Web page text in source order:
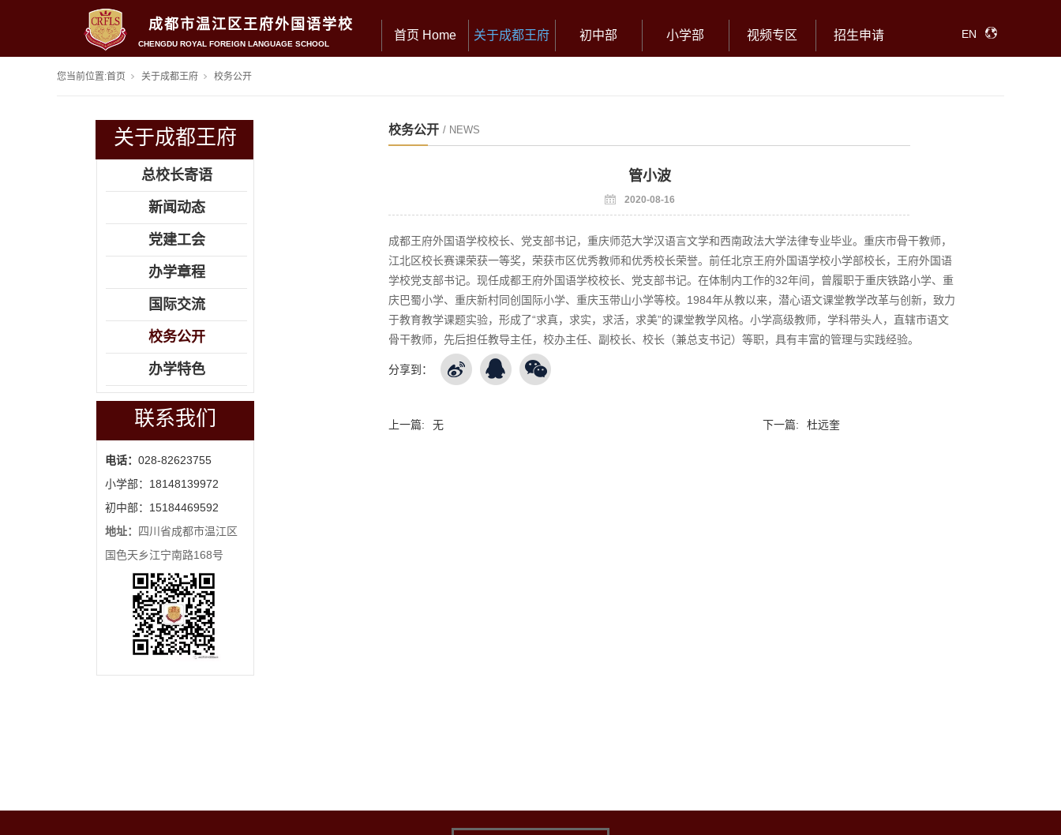
成都市温江区王府外国语学校
CHENGDU ROYAL FOREIGN LANGUAGE SCHOOL
首页 Home 关于成都王府 初中部 小学部 视频专区 招生申请 EN
您当前位置:首页 关于成都王府 校务公开
关于成都王府
总校长寄语
新闻动态
党建工会
办学章程
国际交流
校务公开
办学特色
联系我们
电话： 028-82623755
小学部：18148139972
初中部：15184469592
地址：
四川省成都市温江区
国色天乡江宁南路168号
校务公开 / NEWS
管小波
2020-08-16
成都王府外国语学校校长、党支部书记，重庆师范大学汉语言文学和西南政法大学法律专业毕业。重庆市骨干教师，
江北区校长赛课荣获一等奖，荣获市区优秀教师和优秀校长荣誉。前任北京王府外国语学校小学部校长，王府外国语
学校党支部书记。现任成都王府外国语学校校长、党支部书记。在体制内工作的32年间，曾履职于重庆铁路小学、重
庆巴蜀小学、重庆新村同创国际小学、重庆玉带山小学等校。1984年从教以来，潜心语文课堂教学改革与创新，致力
于教育教学课题实验，形成了“求真，求实，求活，求美”的课堂教学风格。小学高级教师，学科带头人，直辖市语文
骨干教师，先后担任教导主任，校办主任、副校长、校长（兼总支书记）等职，具有丰富的管理与实践经验。
分享到：
上一篇: 无 下一篇: 杜远奎